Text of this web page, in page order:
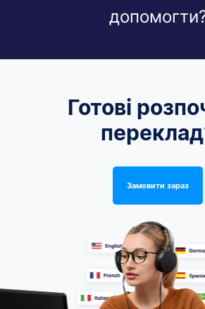
Готові
Замовити зараз